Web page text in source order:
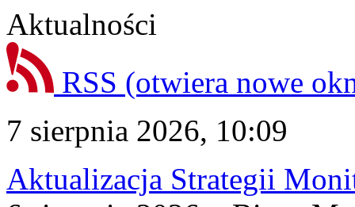
Aktualności
RSS (otwiera nowe
7 sierpnia 2026, 10:09
Aktualizacja Strategii